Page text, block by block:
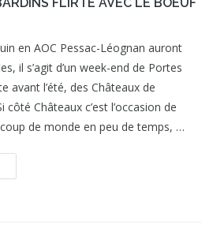
en AOC Pessac-Léognan auront
il s’agit d’un week-end de Portes
avant l’été, des Châteaux de
côté Châteaux c’est l’occasion de
de monde en peu de temps, …